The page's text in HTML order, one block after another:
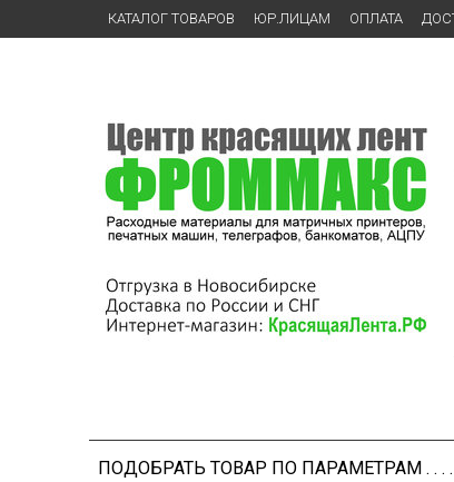
КАТАЛОГ ТОВАРОВ ЮР.ЛИЦАМ ОПЛАТА
ПОДОБРАТЬ ТОВАР ПО ПАРАМЕТРАМ . . . .